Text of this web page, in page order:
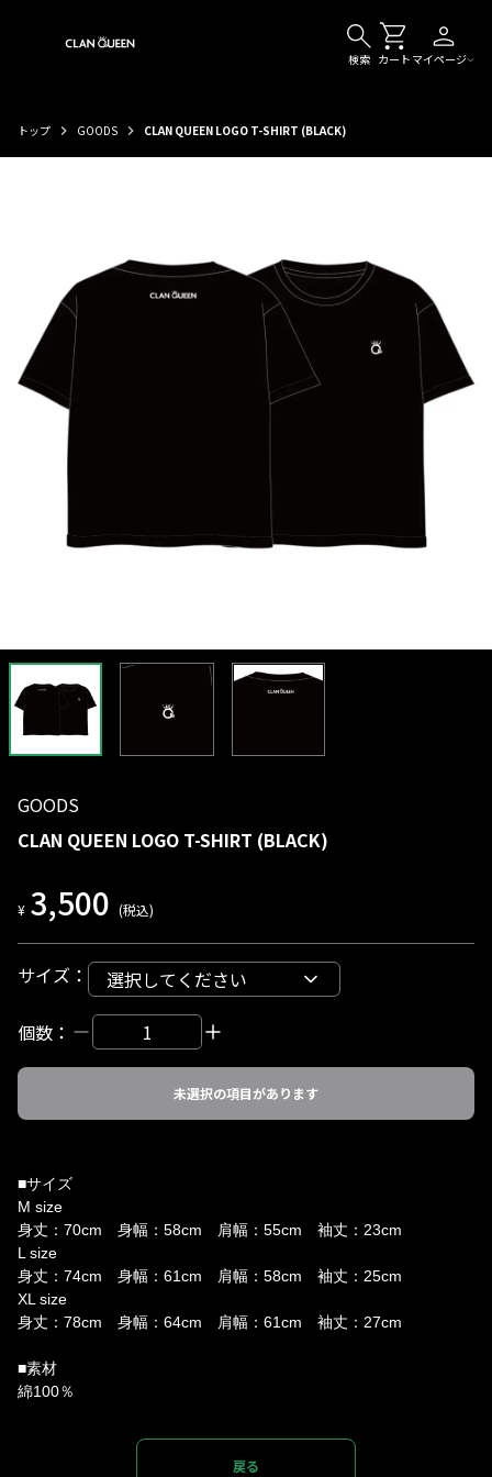
検索 カート マイページ
トップ GOODS CLAN QUEEN LOGO T-SHIRT (BLACK)
GOODS
CLAN QUEEN LOGO T-SHIRT (BLACK)
¥ 3,500 (税込)
サイズ ：
選択してください
個数：
未選択の項目があります
■サイズ
M size
身丈：70cm 身幅：58cm 肩幅：55cm 袖丈：23cm
L size
身丈：74cm 身幅：61cm 肩幅：58cm 袖丈：25cm
XL size
身丈：78cm 身幅：64cm 肩幅：61cm 袖丈：27cm
■素材
綿100％
戻る